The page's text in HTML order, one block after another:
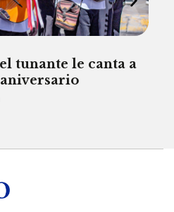
tunante le canta a